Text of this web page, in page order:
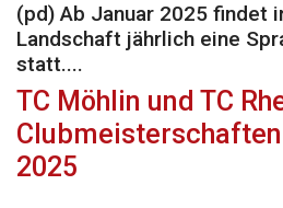
(pd) Ab Januar 2025 findet
Landschaft jährlich eine
statt....
TC Möhlin und TC
2025